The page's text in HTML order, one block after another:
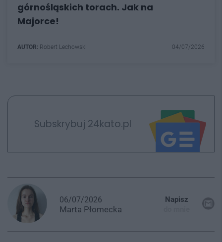
górnośląskich torach. Jak na
Majorce!
AUTOR: Robert Lechowski 04/07/2026
Subskrybuj 24kato.pl
06/07/2026
Marta Płomecka
Napisz